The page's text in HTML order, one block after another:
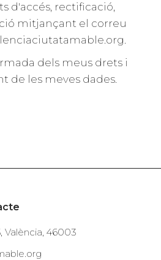
d'accés, rectificació,
mitjançant el correu
dels meus drets i
de les meves dades.
València, 46003